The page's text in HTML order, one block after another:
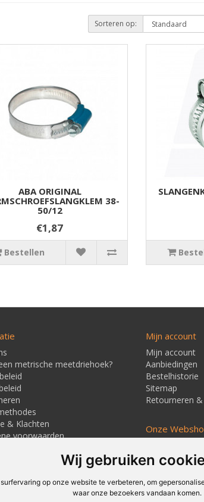
Wij gebruiken
op onze website te verbeteren, om
waar onze bezoekers vandaan komen.
Sorteren op:
ABA ORIGINAL
38-
50/12
€1,87
Bestellen
metrische meetdriehoek?
& Klachten
voorwaarden
Mijn account
Mijn account
Aanbiedingen
Bestelhistorie
Sitemap
Retourneren
Onze